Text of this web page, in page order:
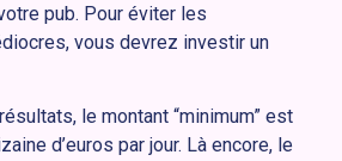
pub. Pour éviter les
vous devrez investir un
le montant “minimum” est
d’euros par jour. Là encore, le